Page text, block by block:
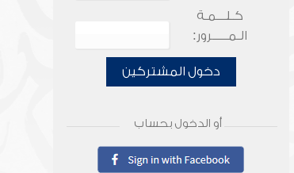
كـلـــمـة
الـمـــــرور:
دخول المشتركين
أو الدخول بحساب